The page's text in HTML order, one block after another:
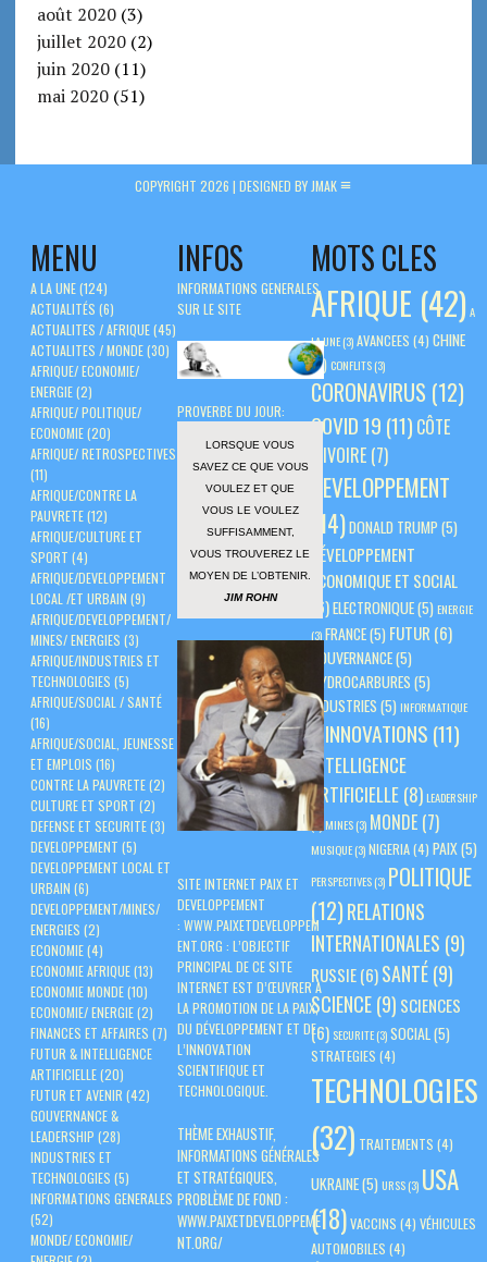
août 2020(3)
juillet 2020(2)
juin 2020(11)
mai 2020(51)
COPYRIGHT 2026 | DESIGNED BY JMAK
MENU
A LA UNE(124)
ACTUALITÉS (6)
ACTUALITES / AFRIQUE(45)
ACTUALITES / MONDE(30)
AFRIQUE/ ECONOMIE/
ENERGIE(2)
AFRIQUE/ POLITIQUE/
ECONOMIE(20)
AFRIQUE/ RETROSPECTIVES
(11)
AFRIQUE/CONTRE LA
PAUVRETE(12)
AFRIQUE/CULTURE ET
SPORT (4)
AFRIQUE/DEVELOPPEMENT
LOCAL /ET URBAIN (9)
AFRIQUE/DEVELOPPEMENT/
MINES/ ENERGIES (3)
AFRIQUE/INDUSTRIES ET
TECHNOLOGIES (5)
AFRIQUE/SOCIAL / SANTÉ
(16)
AFRIQUE/SOCIAL, JEUNESSE
ET EMPLOIS (16)
CONTRE LA PAUVRETE(2)
CULTURE ET SPORT (2)
DEFENSE ET SECURITE(3)
DEVELOPPEMENT (5)
DEVELOPPEMENT LOCAL ET
URBAIN (6)
DEVELOPPEMENT/MINES/
ENERGIES (2)
ECONOMIE(4)
ECONOMIE AFRIQUE(13)
ECONOMIE MONDE(10)
ECONOMIE/ ENERGIE(2)
FINANCES ET AFFAIRES (7)
FUTUR & INTELLIGENCE
ARTIFICIELLE(20)
FUTUR ET AVENIR (42)
GOUVERNANCE &
LEADERSHIP (28)
INDUSTRIES ET
TECHNOLOGIES (5)
INFORMATIONS GENERALES
(52)
MONDE/ ECONOMIE/
MOTS CLES
AFRIQUE (42) A
LA UNE(3)AVANCEES (4) CHINE
(5)CONFLITS(3)
CORONAVIRUS (12)
COVID 19 (11) CÔTE
D'IVOIRE (7)
DEVELOPPEMENT
(14)DONALD TRUMP(5)
DÉVELOPPEMENT
ÉCONOMIQUE ET SOCIAL
(6)ELECTRONIQUE(5)ENERGIE
(3)FRANCE(5)FUTUR (6)
GOUVERNANCE(5)
HYDROCARBURES(5)
INDUSTRIES(5)INFORMATIQUE
(3) INNOVATIONS (11)
INTELLIGENCE
ARTIFICIELLE (8)LEADERSHIP
(3)MINES(3) MONDE (7)
MUSIQUE(3)NIGERIA(4) PAIX(5)
PERSPECTIVES(3) POLITIQUE
(12)RELATIONS
INTERNATIONALES (9)
RUSSIE(6)SANTÉ(9)
SCIENCE(9) SCIENCES
(6) SECURITE(3)SOCIAL (5)
STRATEGIES (4)
TECHNOLOGIES
(32) TRAITEMENTS (4)
UKRAINE(5)URSS(3) USA
(18)VACCINS (4) VÉHICULES
AUTOMOBILES (4)
INFOS
INFORMATIONS GENERALES
SUR LE SITE
PROVERBE DU JOUR:
LORSQUE VOUS
SAVEZ CE QUE VOUS
VOULEZ ET QUE
VOUS LE VOULEZ
SUFFISAMMENT,
VOUS TROUVEREZ LE
MOYEN DE L’OBTENIR.
JIM ROHN
SITE INTERNET PAIX ET
DEVELOPPEMENT
:WWW.PAIXETDEVELOPPEM
ENT.ORG : L’OBJECTIF
PRINCIPAL DE CE SITE
INTERNET EST D’ŒUVRER À
LA PROMOTION DE LA PAIX,
DU DÉVELOPPEMENT ET DE
L’INNOVATION
SCIENTIFIQUE ET
TECHNOLOGIQUE.
THÈME EXHAUSTIF,
INFORMATIONS GÉNÉRALES
ET STRATÉGIQUES,
PROBLÈME DE FOND :
WWW.PAIXETDEVELOPPEME
NT.ORG/